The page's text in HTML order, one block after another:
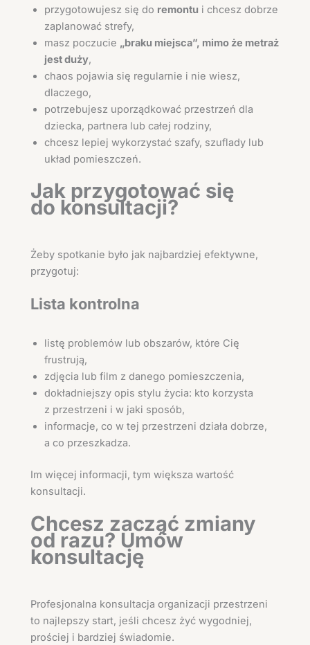
przygotowujesz się do remontu i chcesz dobrze
zaplanować strefy,
masz poczucie „braku miejsca”, mimo że metraż
jest duży,
chaos pojawia się regularnie i nie wiesz,
dlaczego,
potrzebujesz uporządkować przestrzeń dla
dziecka, partnera lub całej rodziny,
chcesz lepiej wykorzystać szafy, szuflady lub
układ pomieszczeń.
Jak przygotować się
do konsultacji?
Żeby spotkanie było jak najbardziej efektywne,
przygotuj:
Lista kontrolna
listę problemów lub obszarów, które Cię
frustrują,
zdjęcia lub film z danego pomieszczenia,
dokładniejszy opis stylu życia: kto korzysta
z przestrzeni i w jaki sposób,
informacje, co w tej przestrzeni działa dobrze,
a co przeszkadza.
Im więcej informacji, tym większa wartość
konsultacji.
Chcesz zacząć zmiany
od razu? Umów
konsultację
Profesjonalna konsultacja organizacji przestrzeni
to najlepszy start, jeśli chcesz żyć wygodniej,
prościej i bardziej świadomie.